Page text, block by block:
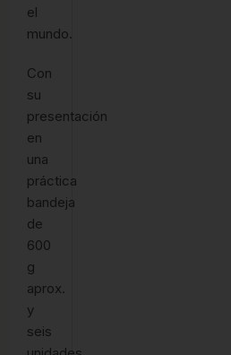
el
mundo.
Con
su
presentación
en
una
práctica
bandeja
de
600
g
aprox.
y
seis